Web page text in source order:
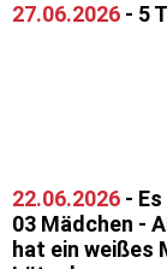
27.06.2026 - 5
22.06.2026 -
03 Mädchen -
hat ein weißes